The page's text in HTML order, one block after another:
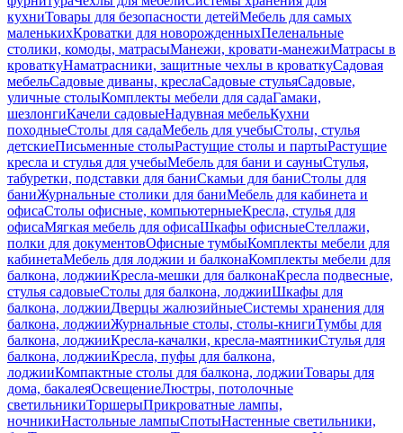
кухниТовары для безопасности детейМебель для самых
маленькихКроватки для новорожденныхПеленальные
столики, комоды, матрасыМанежи, кровати-манежиМатрасы в
кроваткуНаматрасники, защитные чехлы в кроваткуСадовая
мебельСадовые диваны, креслаСадовые стульяСадовые,
уличные столыКомплекты мебели для садаГамаки,
шезлонгиКачели садовыеНадувная мебельКухни
походныеСтолы для садаМебель для учебыСтолы, стулья
детскиеПисьменные столыРастущие столы и партыРастущие
кресла и стулья для учебыМебель для бани и сауныСтулья,
табуретки, подставки для баниСкамьи для баниСтолы для
баниЖурнальные столики для баниМебель для кабинета и
офисаСтолы офисные, компьютерныеКресла, стулья для
офисаМягкая мебель для офисаШкафы офисныеСтеллажи,
полки для документовОфисные тумбыКомплекты мебели для
кабинетаМебель для лоджии и балконаКомплекты мебели для
балкона, лоджииКресла-мешки для балконаКресла подвесные,
стулья садовыеСтолы для балкона, лоджииШкафы для
балкона, лоджииДверцы жалюзийныеСистемы хранения для
балкона, лоджииЖурнальные столы, столы-книгиТумбы для
балкона, лоджииКресла-качалки, кресла-маятникиСтулья для
балкона, лоджииКресла, пуфы для балкона,
лоджииКомпактные столы для балкона, лоджииТовары для
дома, бакалеяОсвещениеЛюстры, потолочные
светильникиТоршерыПрикроватные лампы,
ночникиНастольные лампыСпотыНастенные светильники,